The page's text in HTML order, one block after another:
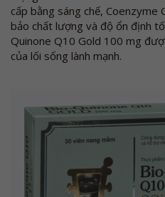
cấp bằng sáng chế, Coenzyme
bảo chất lượng và độ ổn định
Quinone Q10 Gold 100 mg
của lối sống lành mạnh.